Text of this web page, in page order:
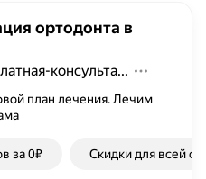
ортодонта в
консульта...
план лечения. Лечим
за 0₽ Скидки для всей